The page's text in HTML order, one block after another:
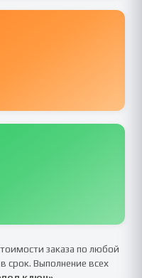
заказа по любой
срок. Выполнение всех